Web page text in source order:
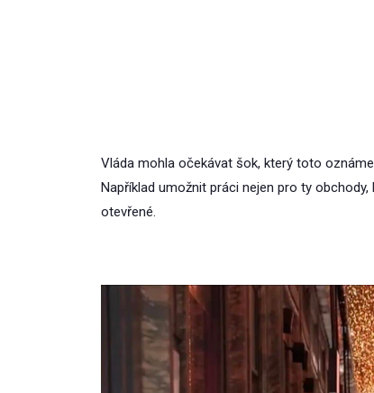
Vláda mohla očekávat šok, který toto
Například umožnit práci nejen pro ty
otevřené.